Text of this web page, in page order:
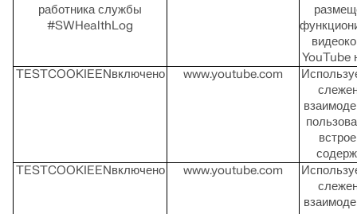
работника службы
#SWHealthLog
YouTube
TESTCOOKIEENвключено
www.youtube.com
TESTCOOKIEENвключено
www.youtube.com